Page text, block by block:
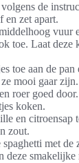
de
en zet apart.
vuur
toe. Laat deze
toe aan de pan
mooi gaar zijn.
roer goed
koken.
en citroensap
zout.
met de
deze smakelijke